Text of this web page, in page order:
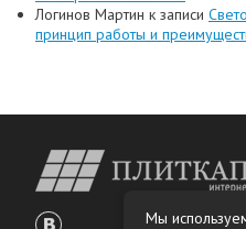
Логинов Мартин к записи
принцип работы и
Мы